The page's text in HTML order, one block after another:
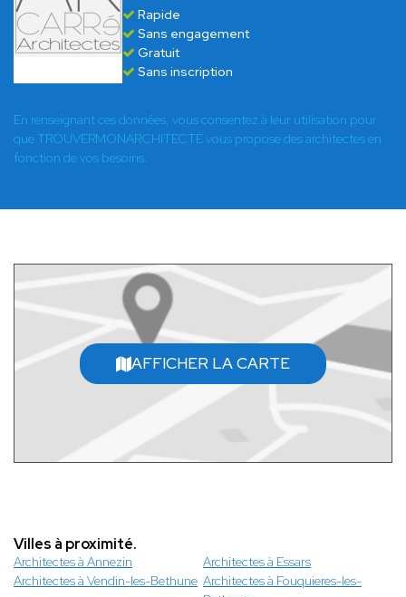
Rapide
Sans engagement
Gratuit
Sans inscription
En renseignant ces données, vous consentez à leur utilisation pour
que TROUVERMONARCHITECTE vous propose des architectes en
fonction de vos besoins.
AFFICHER LA CARTE
Villes à proximité.
Architectes à Annezin
Architectes à Essars
Architectes à Vendin-les-Bethune Architectes à Fouquieres-les-